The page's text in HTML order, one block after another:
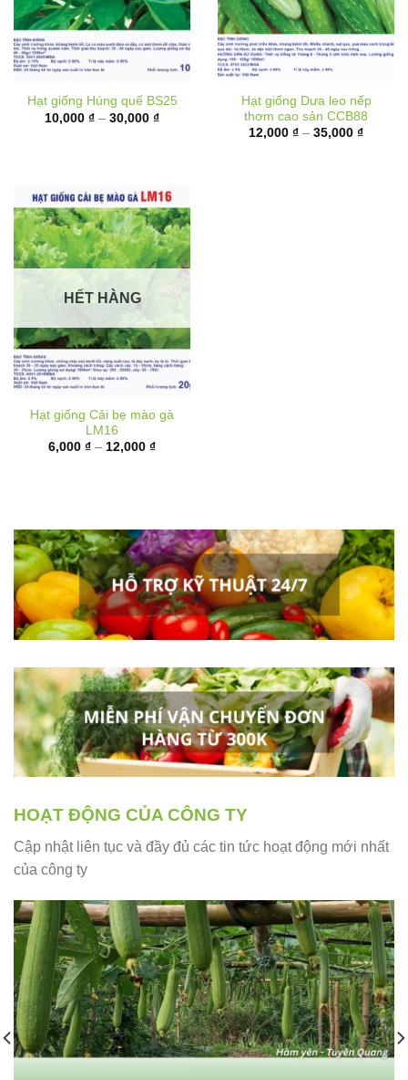
Hạt giống Húng quế BS25
10,000₫ – 30,000₫
giá:
từ
Hạt giống Dưa leo nếp
12,000₫ – 35,000₫Khoảng
giá:
từ
HẾT HÀNG
Hạt giống Cải bẹ mào gà
6,000 ₫ – 12,000₫ Khoảng
từ
Cập nhật liên tục và đầy đủ các tin tức hoạt động mới nhất
của công ty